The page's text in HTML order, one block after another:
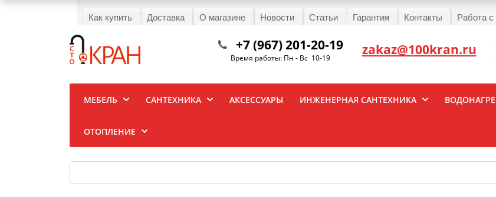
Как купить Доставка О магазине Новости Статьи Гарантия Контакты Работа
+7 (967) 201-20-19
Время работы: Пн - Вс 10-19 zakaz@100kran.ru
МЕБЕЛЬ САНТЕХНИКА АКСЕССУАРЫ ИНЖЕНЕРНАЯ САНТЕХНИКА
ОТОПЛЕНИЕ